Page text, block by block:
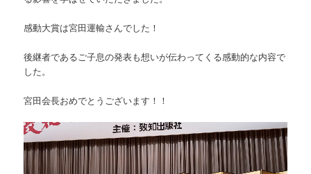
感動大賞は宮田運輸さんでした！
後継者であるご子息の発表も想いが伝わってくる感動的な内容で
した。
宮田会長おめでとうございます！！